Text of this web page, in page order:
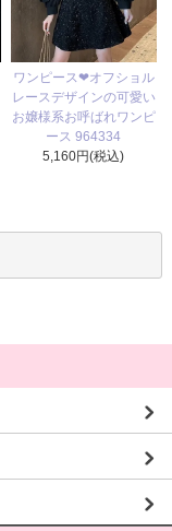
ワンピース❤オフショル
レースデザインの可愛い
お嬢様系お呼ばれワンピ
ース 964334
5,160円(税込)